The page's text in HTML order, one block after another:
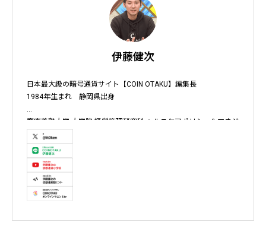
伊藤健次
日本最大級の暗号通貨サイト【COIN OTAKU】編集長
1984年生まれ　静岡県出身
慶應義塾大学 大学院 経営管理研究科 ヘルスケアポリシー＆マネジ
メント集中コース終了
株式会社ソクラテス 代表取締役 / 国内企業暗号資産事業顧問 / 暗
号資産取引所アドバイザー / 暗号資産投資アナリスト / Fintechコ
ンサルタント / 暗号資産非公式アーティスト /YouTuber
テレビ東京WBS出演　テレビ東京モーニングサテライト出演
他各メディア取材、出演